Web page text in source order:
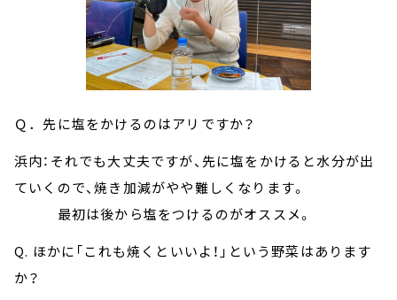
Ｑ．先に塩をかけるのはアリですか？
浜内：それでも大丈夫ですが、先に塩をかけると水分が出
ていくので、焼き加減がやや難しくなります。
最初は後から塩をつけるのがオススメ。
Q. ほかに「これも焼くといいよ！」という野菜はあります
か？